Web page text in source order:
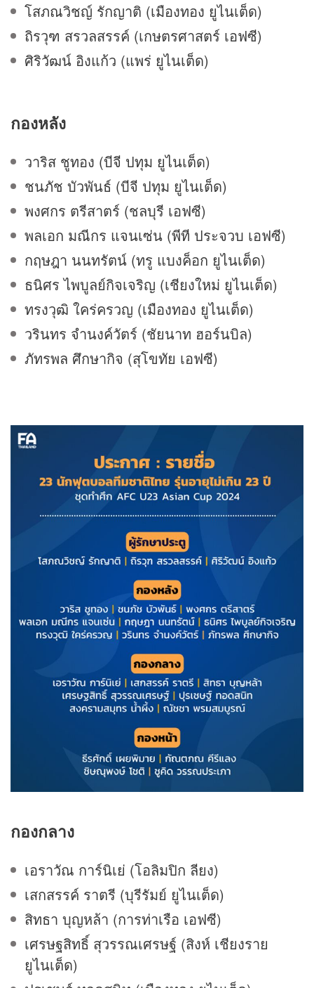
โสภณวิชญ์ รักญาติ (เมืองทอง ยูไนเต็ด)
ถิรวุฑ สรวลสรรค์ (เกษตรศาสตร์ เอฟซี)
ศิริวัฒน์ อิงแก้ว (แพร่ ยูไนเต็ด)
กองหลัง
วาริส ชูทอง (บีจี ปทุม ยูไนเต็ด)
ชนภัช บัวพันธ์ (บีจี ปทุม ยูไนเต็ด)
พงศกร ตรีสาตร์ (ชลบุรี เอฟซี)
พลเอก มณีกร แจนเซ่น (พีที ประจวบ เอฟซี)
กฤษฎา นนทรัตน์ (ทรู แบงค็อก ยูไนเต็ด)
ธนิศร ไพบูลย์กิจเจริญ (เชียงใหม่ ยูไนเต็ด)
ทรงวุฒิ ใคร่ครวญ (เมืองทอง ยูไนเต็ด)
วรินทร จำนงค์วัตร์ (ชัยนาท ฮอร์นบิล)
ภัทรพล ศึกษากิจ (สุโขทัย เอฟซี)
กองกลาง
เอราวัณ การ์นิเย่ (โอลิมปิก ลียง)
เสกสรรค์ ราตรี (บุรีรัมย์ ยูไนเต็ด)
สิทธา บุญหล้า (การท่าเรือ เอฟซี)
เศรษฐสิทธิ์ สุวรรณเศรษฐ์ (สิงห์ เชียงราย
ยูไนเต็ด)